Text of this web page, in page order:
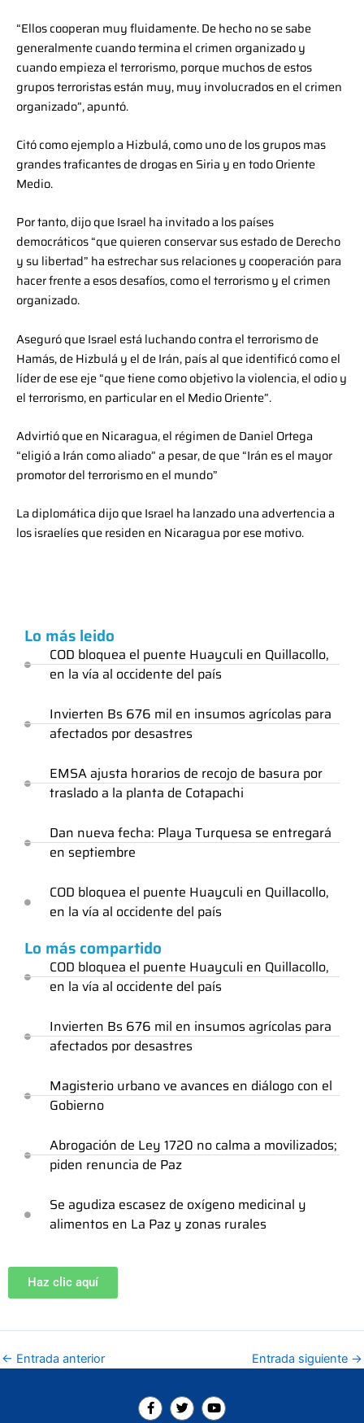
“Ellos cooperan muy fluidamente. De hecho no se sabe
generalmente cuando termina el crimen organizado y
cuando empieza el terrorismo, porque muchos de estos
grupos terroristas están muy, muy involucrados en el crimen
organizado”, apuntó.
Citó como ejemplo a Hizbulá, como uno de los grupos mas
grandes traficantes de drogas en Siria y en todo Oriente
Medio.
Por tanto, dijo que Israel ha invitado a los países
democráticos “que quieren conservar sus estado de Derecho
y su libertad” ha estrechar sus relaciones y cooperación para
hacer frente a esos desafíos, como el terrorismo y el crimen
organizado.
Aseguró que Israel está luchando contra el terrorismo de
Hamás, de Hizbulá y el de Irán, país al que identificó como el
líder de ese eje “que tiene como objetivo la violencia, el odio y
el terrorismo, en particular en el Medio Oriente”.
Advirtió que en Nicaragua, el régimen de Daniel Ortega
“eligió a Irán como aliado” a pesar, de que “Irán es el mayor
promotor del terrorismo en el mundo”
La diplomática dijo que Israel ha lanzado una advertencia a
los israelíes que residen en Nicaragua por ese motivo.
Lo más leido
COD bloquea el puente Huayculi en Quillacollo,
en la vía al occidente del país
Invierten Bs 676 mil en insumos agrícolas para
afectados por desastres
EMSA ajusta horarios de recojo de basura por
traslado a la planta de Cotapachi
Dan nueva fecha: Playa Turquesa se entregará
en septiembre
COD bloquea el puente Huayculi en Quillacollo,
en la vía al occidente del país
Lo más compartido
COD bloquea el puente Huayculi en Quillacollo,
en la vía al occidente del país
Invierten Bs 676 mil en insumos agrícolas para
afectados por desastres
Magisterio urbano ve avances en diálogo con el
Gobierno
Abrogación de Ley 1720 no calma a movilizados;
piden renuncia de Paz
Se agudiza escasez de oxígeno medicinal y
alimentos en La Paz y zonas rurales
Haz clic aquí
← Entrada anterior Entrada siguiente →
F
a
T
w
Y
o